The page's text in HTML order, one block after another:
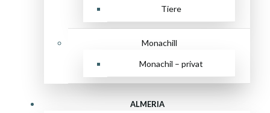
Tiere
Monachill
Monachil – privat
ALMERIA